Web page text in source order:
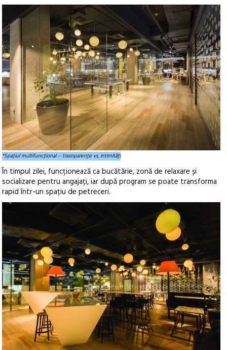
*Spaţiul multifuncţional – trasnparenţe vs. intimităţi
În timpul zilei, funcționează ca bucătărie, zonă de relaxare și
socializare pentru angajați, iar după program se poate transforma
rapid într-un spațiu de petreceri.